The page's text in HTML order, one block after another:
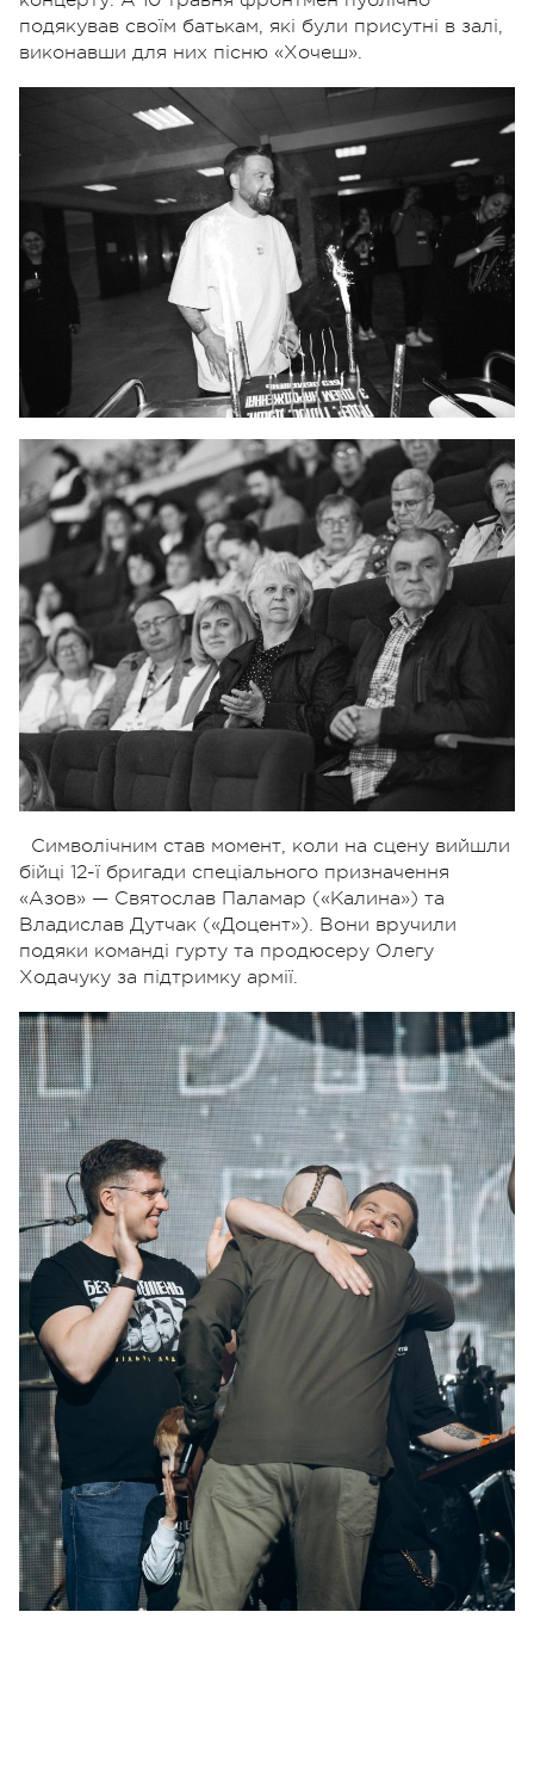
подякував своїм батькам, які були присутні в залі,
виконавши для них пісню «Хочеш».
Символічним став момент, коли на сцену вийшли
бійці 12-ї бригади спеціального призначення
«Азов» — Святослав Паламар («Калина») та
Владислав Дутчак («Доцент»). Вони вручили
подяки команді гурту та продюсеру Олегу
Ходачуку за підтримку армії.